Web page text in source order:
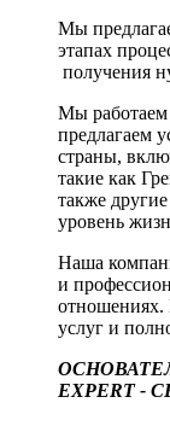
Мы
этапах
получения
Мы работаем
предлагаем
страны,
такие как
также
уровень
Наша
и
отношениях.
услуг и
EXPERT -